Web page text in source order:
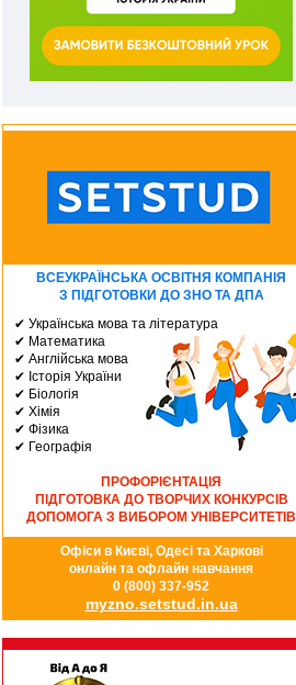
ВСЕУКРАЇНСЬКА ОСВІТНЯ КОМПАНІЯ
З ПІДГОТОВКИ ДО ЗНО ТА ДПА
✔ Українська мова та література
✔ Математика
✔ Англійська мова
✔ Історія України
✔ Біологія
✔ Хімія
✔ Фізика
✔ Географія
ПРОФОРІЄНТАЦІЯ
ПІДГОТОВКА ДО ТВОРЧИХ КОНКУРСІВ
ДОПОМОГА З ВИБОРОМ УНІВЕРСИТЕТІВ
Офіси в Києві, Одесі та Харкові
онлайн та офлайн навчання
0 (800) 337-952
myzno.setstud.in.ua